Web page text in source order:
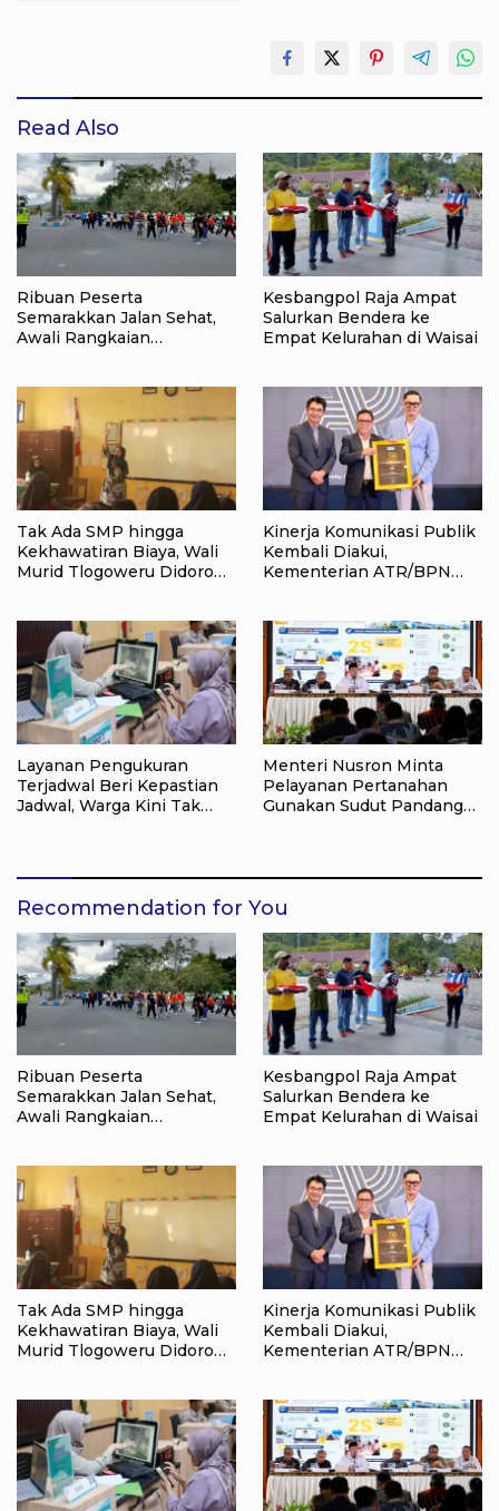
Read Also
Ribuan Peserta
Semarakkan Jalan Sehat,
Awali Rangkaian
Ampat
Kesbangpol Raja Ampat
Salurkan Bendera ke
Empat Kelurahan di Waisai
Tak Ada SMP hingga
Kekhawatiran Biaya, Wali
Murid Tlogoweru Didorong
Kinerja Komunikasi Publik
Kembali Diakui,
Kementerian ATR/BPN
Layanan Pengukuran
Terjadwal Beri Kepastian
Jadwal, Warga Kini Tak
Menteri Nusron Minta
Pelayanan Pertanahan
Gunakan Sudut Pandang
Recommendation for You
Ribuan Peserta
Semarakkan Jalan Sehat,
Awali Rangkaian
Ampat
Kesbangpol Raja Ampat
Salurkan Bendera ke
Empat Kelurahan di Waisai
Tak Ada SMP hingga
Kekhawatiran Biaya, Wali
Murid Tlogoweru Didorong
Kinerja Komunikasi Publik
Kembali Diakui,
Kementerian ATR/BPN